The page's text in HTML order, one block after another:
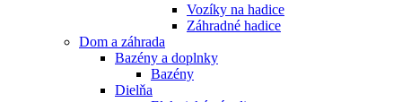
Vozíky na hadice
Záhradné hadice
Dom a záhrada
Bazény a doplnky
Bazény
Dielňa